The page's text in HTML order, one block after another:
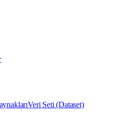
Veri Seti (Dataset)